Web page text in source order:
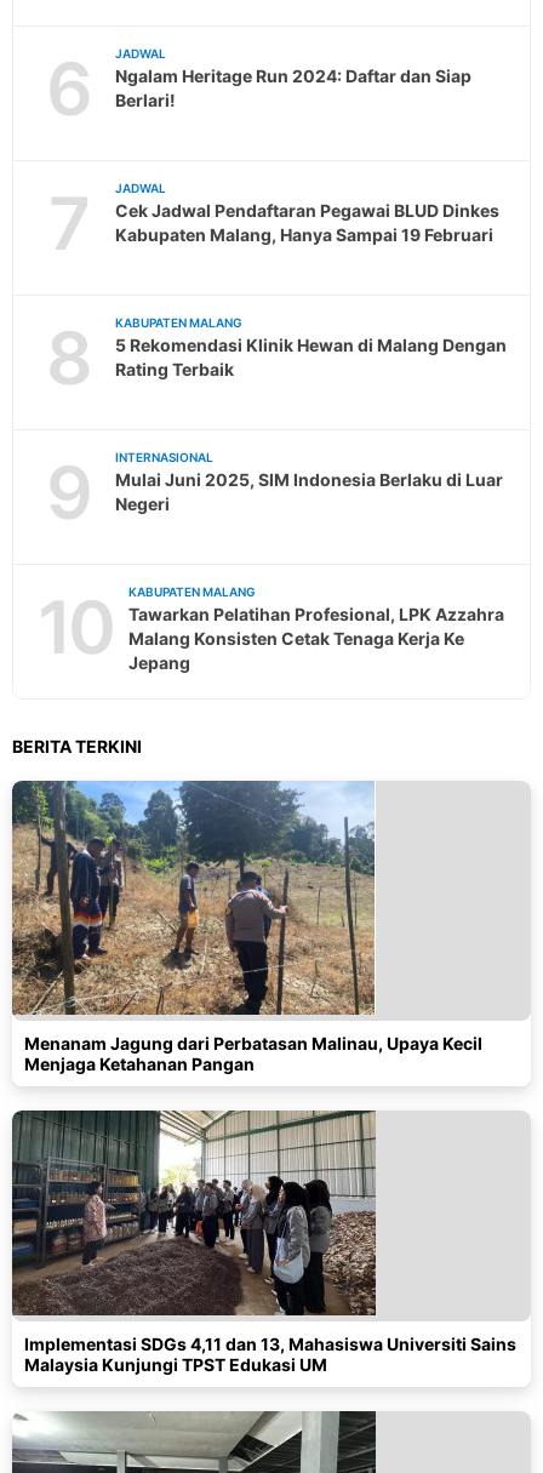
6 JADWAL
Ngalam Heritage Run 2024: Daftar dan Siap
Berlari!
7 JADWAL
Cek Jadwal Pendaftaran Pegawai BLUD Dinkes
Kabupaten Malang, Hanya Sampai 19 Februari
8 KABUPATEN MALANG
5 Rekomendasi Klinik Hewan di Malang Dengan
Rating Terbaik
9 INTERNASIONAL
Mulai Juni 2025, SIM Indonesia Berlaku di Luar
Negeri
10 KABUPATEN MALANG
Tawarkan Pelatihan Profesional, LPK Azzahra
Malang Konsisten Cetak Tenaga Kerja Ke
Jepang
BERITA TERKINI
Menanam Jagung dari Perbatasan Malinau, Upaya Kecil
Menjaga Ketahanan Pangan
Implementasi SDGs 4,11 dan 13, Mahasiswa Universiti Sains
Malaysia Kunjungi TPST Edukasi UM